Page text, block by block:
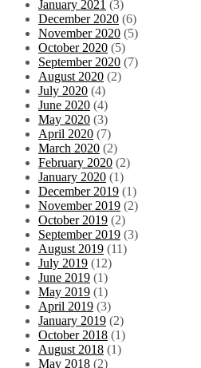
January 2021 (3)
December 2020 (6)
November 2020 (5)
October 2020 (5)
September 2020 (7)
August 2020 (2)
July 2020 (4)
June 2020 (4)
May 2020 (3)
April 2020 (7)
March 2020 (2)
February 2020 (2)
January 2020 (1)
December 2019 (1)
November 2019 (2)
October 2019 (2)
September 2019 (3)
August 2019 (11)
July 2019 (12)
June 2019 (1)
May 2019 (1)
April 2019 (3)
January 2019 (2)
October 2018 (1)
August 2018 (1)
May 2018 (2)